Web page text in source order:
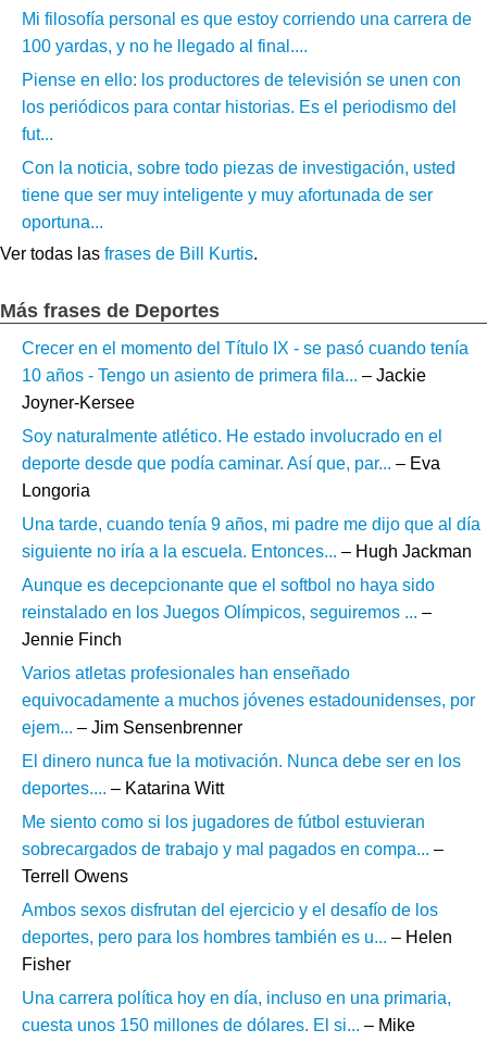
Mi filosofía personal es que estoy corriendo una carrera de
100 yardas, y no he llegado al final....
Piense en ello: los productores de televisión se unen con
los periódicos para contar historias. Es el periodismo del
fut...
Con la noticia, sobre todo piezas de investigación, usted
tiene que ser muy inteligente y muy afortunada de ser
oportuna...
Ver todas las frases de Bill Kurtis.
Más frases de Deportes
Crecer en el momento del Título IX - se pasó cuando tenía
10 años - Tengo un asiento de primera fila... – Jackie
Joyner-Kersee
Soy naturalmente atlético. He estado involucrado en el
deporte desde que podía caminar. Así que, par... – Eva
Longoria
Una tarde, cuando tenía 9 años, mi padre me dijo que al día
siguiente no iría a la escuela. Entonces... – Hugh Jackman
Aunque es decepcionante que el softbol no haya sido
reinstalado en los Juegos Olímpicos, seguiremos ... –
Jennie Finch
Varios atletas profesionales han enseñado
equivocadamente a muchos jóvenes estadounidenses, por
ejem... – Jim Sensenbrenner
El dinero nunca fue la motivación. Nunca debe ser en los
deportes.... – Katarina Witt
Me siento como si los jugadores de fútbol estuvieran
sobrecargados de trabajo y mal pagados en compa... –
Terrell Owens
Ambos sexos disfrutan del ejercicio y el desafío de los
deportes, pero para los hombres también es u... – Helen
Fisher
Una carrera política hoy en día, incluso en una primaria,
cuesta unos 150 millones de dólares. El si... – Mike